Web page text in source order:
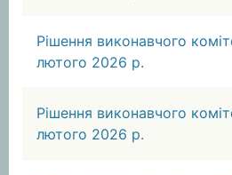
Рішення виконавчого
лютого 2026 р.
Рішення виконавчого
лютого 2026 р.